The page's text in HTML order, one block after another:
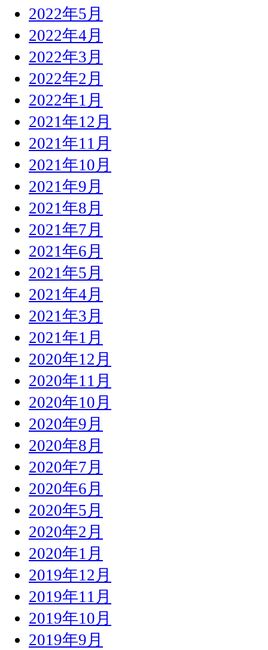
2022年5月
2022年4月
2022年3月
2022年2月
2022年1月
2021年12月
2021年11月
2021年10月
2021年9月
2021年8月
2021年7月
2021年6月
2021年5月
2021年4月
2021年3月
2021年1月
2020年12月
2020年11月
2020年10月
2020年9月
2020年8月
2020年7月
2020年6月
2020年5月
2020年2月
2020年1月
2019年12月
2019年11月
2019年10月
2019年9月